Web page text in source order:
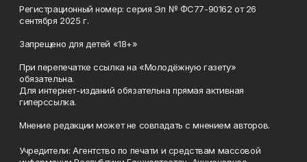
Регистрационный номер: серия Эл № ФС77-90162 от 26
сентября 2025 г.
Запрещено для детей «18+»
При перепечатке ссылка на «Молодёжную газету»
обязательна.
Для интернет-изданий обязательна прямая активная
гиперссылка.
Мнение редакции может не совпадать с мнением авторов.
Учредители: Агентство по печати и средствам массовой